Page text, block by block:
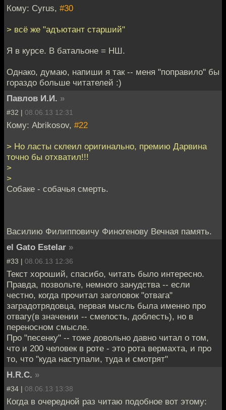
Кому: Cyrus, #30
> всё же "адъютант старший"
Я в курсе. В батальоне = НШ.
Однако, думаю, напиши я так -- меня "поправило" бы
гораздо больше читателей :)
Павлов И.И. »
#32 | 08.06.13 12:31
Кому: Abrikosov, #22
> Но ласты склеил оригинально, премию Дарвина
точно бы отхватил!!!
>
>
Собаке - собачья смерть.
Василию Филипповичу Финогенову Вечная память.
el Gato Estelar »
#33 | 08.06.13 12:36
Текст хороший, спасибо, читать было интересно.
Правда, позвольте, немного занудства -- если
честно, когда прочитал заголовок "отвага"
заградотрядовца, первая мысль была именно про
отвагу(в значении -- смелость, доблесть), но в
переносном смысле.
Про "песенку" -- тоже довольно давно читал о том,
что и 200 человек в роте - это рота вермахта, и про
то, что "куда наступали, туда и смотрят"
H.R.C. »
#34 | 08.06.13 13:38
Когда в очередной раз читаю подобное вот этому: